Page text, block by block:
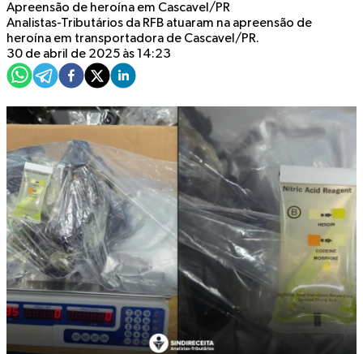
Apreensão de heroína em Cascavel/PR
Analistas-Tributários da RFB atuaram na apreensão de
heroína em transportadora de Cascavel/PR.
30 de abril de 2025 às 14:23